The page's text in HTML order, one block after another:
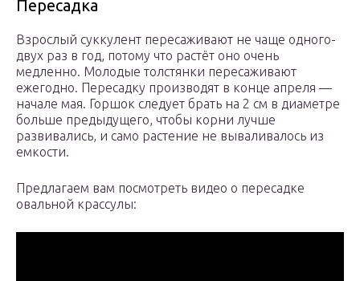
Пересадка
Взрослый суккулент пересаживают не чаще одного-
двух раз в год, потому что растёт оно очень
медленно. Молодые толстянки пересаживают
ежегодно. Пересадку производят в конце апреля —
начале мая. Горшок следует брать на 2 см в диаметре
больше предыдущего, чтобы корни лучше
развивались, и само растение не вываливалось из
емкости.
Предлагаем вам посмотреть видео о пересадке
овальной крассулы: